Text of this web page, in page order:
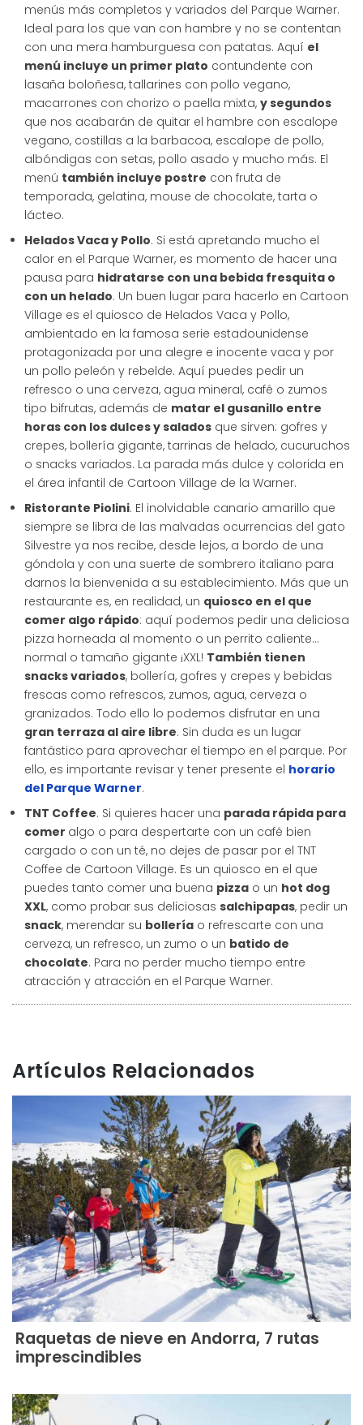
menús más completos y variados del Parque Warner.
Ideal para los que van con hambre y no se contentan
con una mera hamburguesa con patatas. Aquí el
menú incluye un primer plato contundente con
lasaña boloñesa, tallarines con pollo vegano,
macarrones con chorizo o paella mixta, y segundos
que nos acabarán de quitar el hambre con escalope
vegano, costillas a la barbacoa, escalope de pollo,
albóndigas con setas, pollo asado y mucho más. El
menú también incluye postre con fruta de
temporada, gelatina, mouse de chocolate, tarta o
lácteo.
Helados Vaca y Pollo. Si está apretando mucho el
calor en el Parque Warner, es momento de hacer una
pausa para hidratarse con una bebida fresquita o
con un helado. Un buen lugar para hacerlo en Cartoon
Village es el quiosco de Helados Vaca y Pollo,
ambientado en la famosa serie estadounidense
protagonizada por una alegre e inocente vaca y por
un pollo peleón y rebelde. Aquí puedes pedir un
refresco o una cerveza, agua mineral, café o zumos
tipo bifrutas, además de matar el gusanillo entre
horas con los dulces y salados que sirven: gofres y
crepes, bollería gigante, tarrinas de helado, cucuruchos
o snacks variados. La parada más dulce y colorida en
el área infantil de Cartoon Village de la Warner.
Ristorante Piolini. El inolvidable canario amarillo que
siempre se libra de las malvadas ocurrencias del gato
Silvestre ya nos recibe, desde lejos, a bordo de una
góndola y con una suerte de sombrero italiano para
darnos la bienvenida a su establecimiento. Más que un
restaurante es, en realidad, un quiosco en el que
comer algo rápido: aquí podemos pedir una deliciosa
pizza horneada al momento o un perrito caliente…
normal o tamaño gigante ¡XXL! También tienen
snacks variados, bollería, gofres y crepes y bebidas
frescas como refrescos, zumos, agua, cerveza o
granizados. Todo ello lo podemos disfrutar en una
gran terraza al aire libre. Sin duda es un lugar
fantástico para aprovechar el tiempo en el parque. Por
ello, es importante revisar y tener presente el horario
del Parque Warner.
TNT Coffee. Si quieres hacer una parada rápida para
comer algo o para despertarte con un café bien
cargado o con un té, no dejes de pasar por el TNT
Coffee de Cartoon Village. Es un quiosco en el que
puedes tanto comer una buena pizza o un hot dog
XXL, como probar sus deliciosas salchipapas, pedir un
snack, merendar su bollería o refrescarte con una
cerveza, un refresco, un zumo o un batido de
chocolate. Para no perder mucho tiempo entre
atracción y atracción en el Parque Warner.
Artículos Relacionados
Raquetas de nieve en Andorra, 7 rutas
imprescindibles